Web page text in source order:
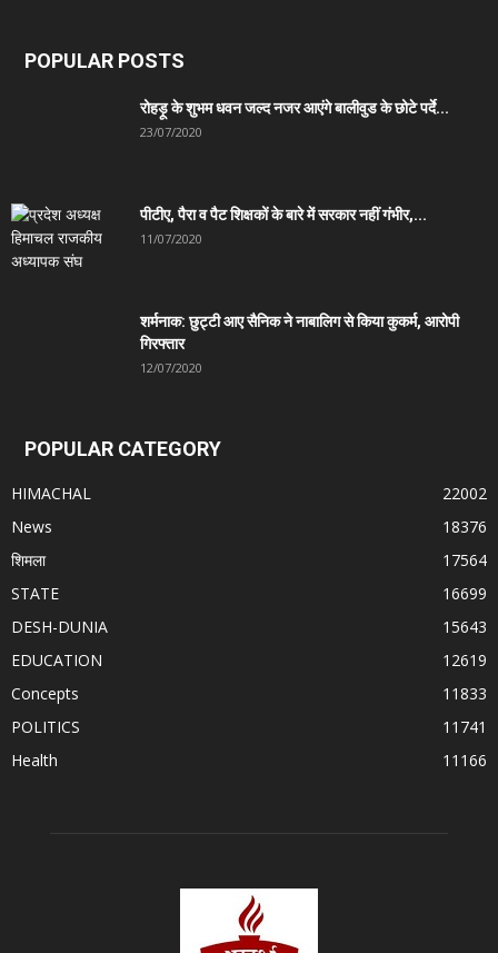
POPULAR POSTS
रोहड़ू के शुभम धवन जल्द नजर आएंगे बालीवुड के छोटे पर्दे...
23/07/2020
पीटीए, पैरा व पैट शिक्षकों के बारे में सरकार नहीं गंभीर,...
11/07/2020
शर्मनाक: छुट्टी आए सैनिक ने नाबालिग से किया कुकर्म, आरोपी
गिरफ्तार
12/07/2020
POPULAR CATEGORY
HIMACHAL
22002
News
18376
शिमला
17564
STATE
16699
DESH-DUNIA
15643
EDUCATION
12619
Concepts
11833
POLITICS
11741
Health
11166